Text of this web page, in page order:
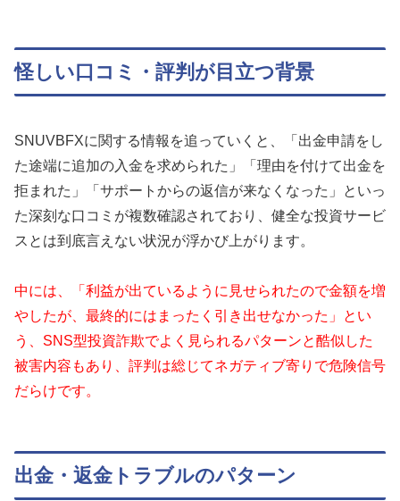
怪しい口コミ・評判が目立つ背景
SNUVBFXに関する情報を追っていくと、「出金申請をし
た途端に追加の入金を求められた」「理由を付けて出金を
拒まれた」「サポートからの返信が来なくなった」といっ
た深刻な口コミが複数確認されており、健全な投資サービ
スとは到底言えない状況が浮かび上がります。
中には、「利益が出ているように見せられたので金額を増
やしたが、最終的にはまったく引き出せなかった」とい
う、SNS型投資詐欺でよく見られるパターンと酷似した
被害内容もあり、評判は総じてネガティブ寄りで危険信号
だらけです。
出金・返金トラブルのパターン